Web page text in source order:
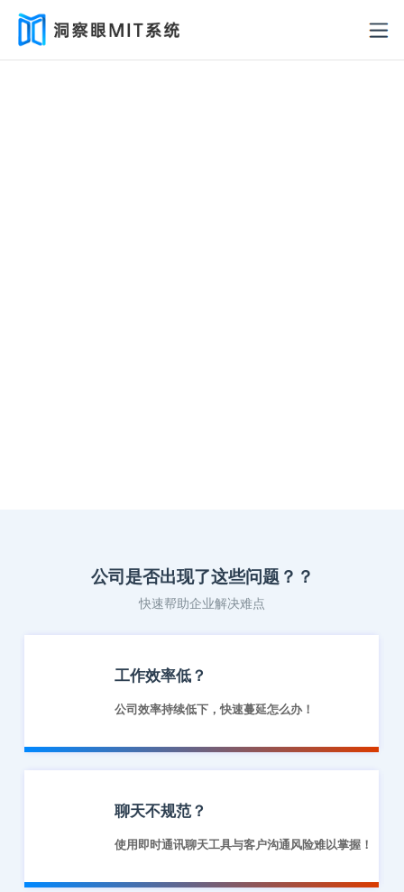
公司是否出现了这些问题？？
快速帮助企业解决难点
工作效率低？
公司效率持续低下，快速蔓延怎么办！
聊天不规范？
使用即时通讯聊天工具与客户沟通风险难以掌握！